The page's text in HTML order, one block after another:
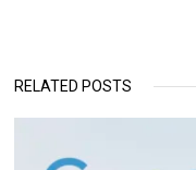
RELATED POSTS